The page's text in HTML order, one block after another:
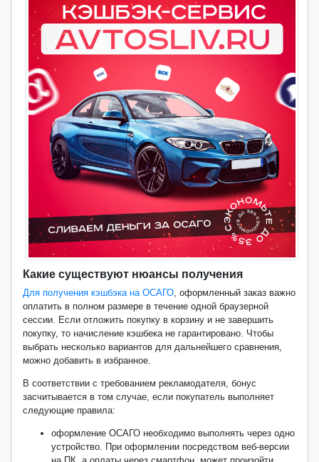
Какие существуют нюансы получения
Для получения кэшбэка на ОСАГО , оформленный заказ важно
оплатить в полном размере в течение одной браузерной
сессии. Если отложить покупку в корзину и не завершить
покупку, то начисление кэшбека не гарантировано. Чтобы
выбрать несколько вариантов для дальнейшего сравнения,
можно добавить в избранное.
В соответствии с требованием рекламодателя, бонус
засчитывается в том случае, если покупатель выполняет
следующие правила:
оформление ОСАГО необходимо выполнять через одно
устройство. При оформлении посредством веб-версии